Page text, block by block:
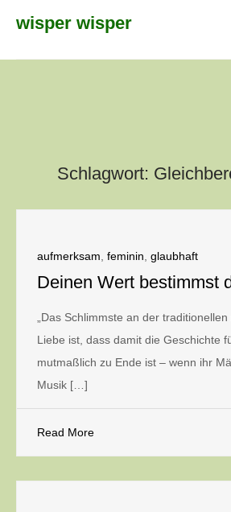
wisper wisper
Schlagwort:
aufmerksam feminin glaubhaft
Deinen Wert bestimmst
„Das Schlimmste an der
Liebe ist, dass damit die Geschichte
mutmaßlich zu Ende ist – wenn ihr
Musik […]
Read More